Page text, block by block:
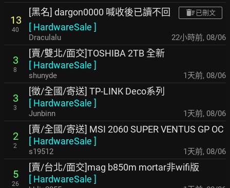
13
40
[黑名] dargon0000 喊收後已讀不回 已刪文
[ HardwareSale ]
Draculalu 22小時前, 08/06
3
8
[賣/雙北/面交]TOSHIBA 2TB 全新
[ HardwareSale ]
shunyde 1天前, 08/06
3
3
[徵/全國/寄送] TP-LINK Deco系列
[ HardwareSale ]
Junbinn 1天前, 08/06
2
2
[賣/全國/寄送] MSI 2060 SUPER VENTUS GP OC
[ HardwareSale ]
s19512 1天前, 08/06
5
26
[賣/台北/面交]mag b850m mortar非wifi版
[ HardwareSale ]